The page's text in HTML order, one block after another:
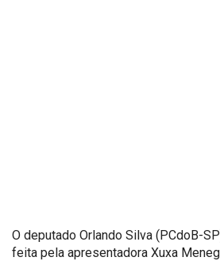
O deputado Orlando Silva (PCdoB-
feita pela apresentadora Xuxa